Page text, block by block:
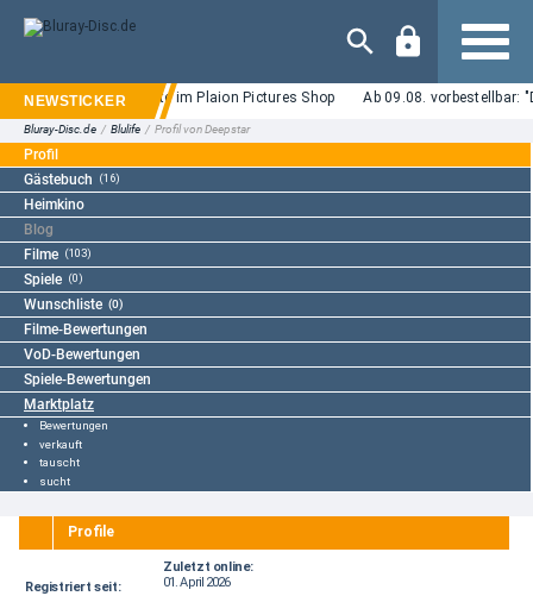
Navigation
Neue Blu-ray Angebote im Plaion Pictures Shop Ab 09.08. vorbestellbar:
Bluray-Disc.de / Blulife / Profil von Deepstar
Profil
Gästebuch
(16)
Heimkino
Blog
Filme (103)
Spiele (0)
Wunschliste (0)
Filme-Bewertungen
VoD-Bewertungen
Spiele-Bewertungen
Marktplatz
Bewertungen
verkauft
tauscht
sucht
Profile
Registriert seit:
Zuletzt online:
01. April 2026